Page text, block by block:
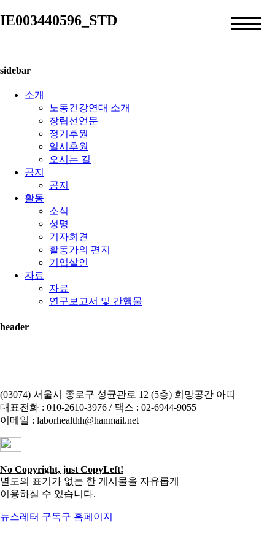
IE003440596_STD
sidebar
소개
노동건강연대 소개
창립선언문
정기후원
일시후원
오시는 길
공지
공지
활동
소식
성명
기자회견
활동가의 편지
기업살인
자료
자료
연구보고서 및 간행물
header
(03074) 서울시 종로구 성균관로 12 (5층) 희망공간 아띠
대표전화 : 010-2610-3976 / 팩스 : 02-6944-9055
이메일 : laborhealthh@hanmail.net
No Copyright, just CopyLeft!
별도의 표기가 없는 한 게시물을 자유롭게
이용하실 수 있습니다.
뉴스레터 구독구 홈페이지